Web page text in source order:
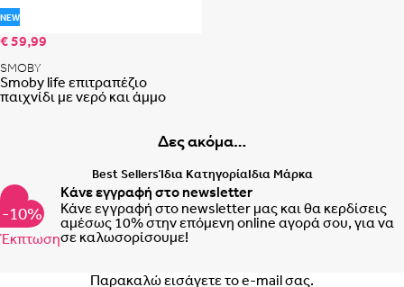
NEW
€ 59,99
SMOBY
Smoby life επιτραπέζιο
παιχνίδι με νερό και άμμο
Δες ακόμα…
Best SellersΊδια ΚατηγορίαΙδια Μάρκα
-10%
Έκπτωση
Κάνε εγγραφή στο newsletter
Κάνε εγγραφή στο newsletter μας και θα κερδίσεις
αμέσως 10% στην επόμενη online αγορά σου, για να
σε καλωσορίσουμε!